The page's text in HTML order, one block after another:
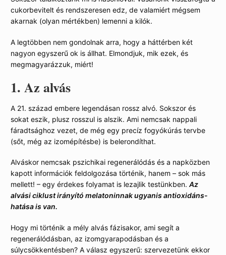
cukorbevitelt és rendszeresen edz, de valamiért mégsem
akarnak (olyan mértékben) lemenni a kilók.
A legtöbben nem gondolnak arra, hogy a háttérben két
nagyon egyszerű ok is állhat. Elmondjuk, mik ezek, és
megmagyarázzuk, miért!
1. Az alvás
A 21. század embere legendásan rossz alvó. Sokszor és
sokat eszik, plusz rosszul is alszik. Ami nemcsak nappali
fáradtsághoz vezet, de még egy precíz fogyókúrás tervbe
(sőt, még az izomépítésbe) is belerondíthat.
Alváskor nemcsak pszichikai regenerálódás és a napközben
kapott információk feldolgozása történik, hanem – sok más
mellett! – egy érdekes folyamat is lezajlik testünkben. Az
alvási ciklust irányító melatoninnak ugyanis antioxidáns-
hatása is van.
Hogy mi történik a mély alvás fázisakor, ami segít a
regenerálódásban, az izomgyarapodásban és a
súlycsökkentésben? A válasz egyszerű: szervezetünk ekkor